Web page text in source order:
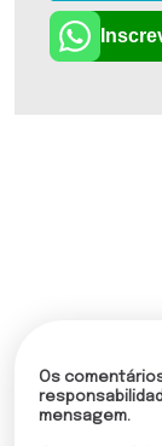
Os
mensagem.